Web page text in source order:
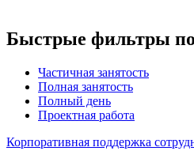
Быстрые фильтры
Частичная занятость
Полная занятость
Полный день
Проектная работа
Корпоративная поддержка